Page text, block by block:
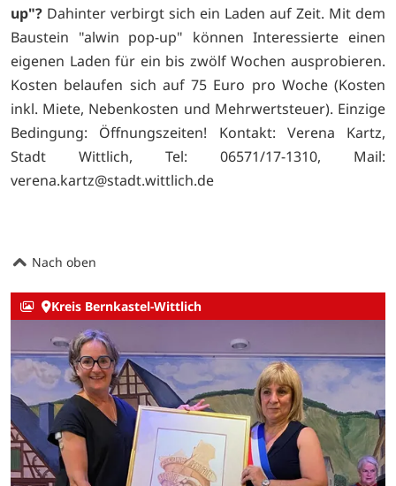
up"? Dahinter verbirgt sich ein Laden auf Zeit. Mit dem
Baustein "alwin pop-up" können Interessierte einen
eigenen Laden für ein bis zwölf Wochen ausprobieren.
Kosten belaufen sich auf 75 Euro pro Woche (Kosten
inkl. Miete, Nebenkosten und Mehrwertsteuer). Einzige
Bedingung: Öffnungszeiten! Kontakt: Verena Kartz,
Stadt Wittlich, Tel: 06571/17-1310, Mail:
verena.kartz@stadt.wittlich.de
Nach oben
Kreis Bernkastel-Wittlich